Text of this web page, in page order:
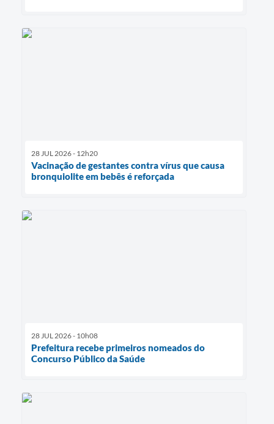
28 JUL 2026 - 12h20
Vacinação de gestantes contra vírus que causa
bronquiolite em bebês é reforçada
28 JUL 2026 - 10h08
Prefeitura recebe primeiros nomeados do
Concurso Público da Saúde